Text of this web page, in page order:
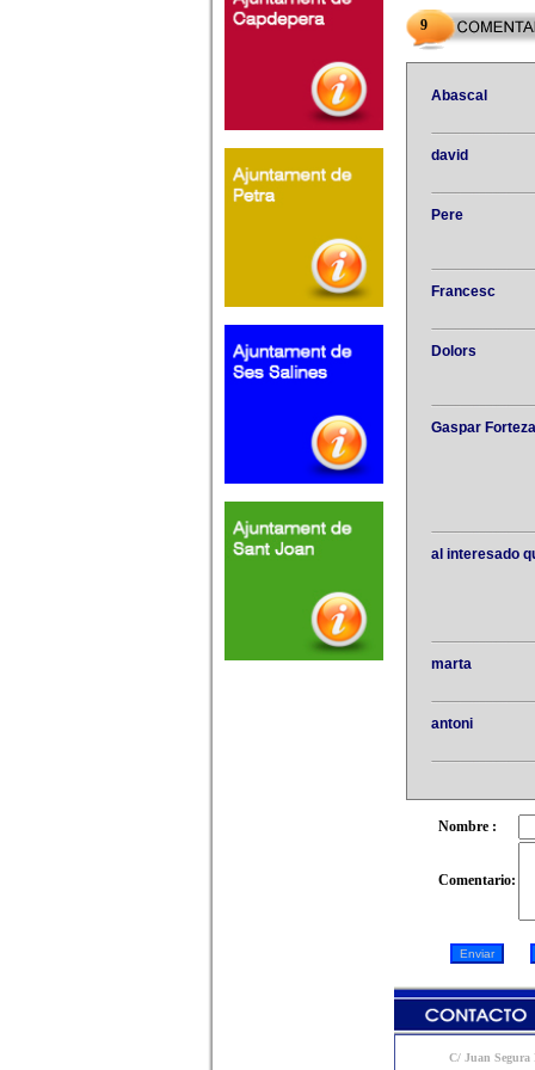
9
Abascal
david
Pere
Francesc
Dolors
Gaspar Forteza
al interesado
marta
antoni
Nombre :
Comentario:
C/ Juan Segura